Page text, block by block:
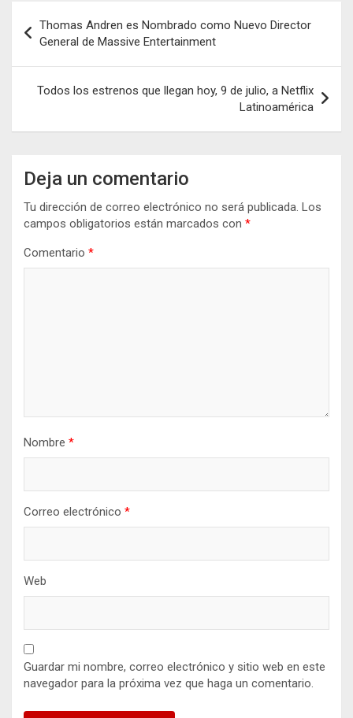
de
entradas
Thomas Andren es Nombrado como Nuevo Director
General de Massive Entertainment
Todos los estrenos que llegan hoy, 9 de julio, a Netflix
Latinoamérica
Deja un comentario
Tu dirección de correo electrónico no será publicada. Los
campos obligatorios están marcados con *
Comentario *
Nombre *
Correo electrónico *
Web
Guardar mi nombre, correo electrónico y sitio web en este
navegador para la próxima vez que haga un comentario.